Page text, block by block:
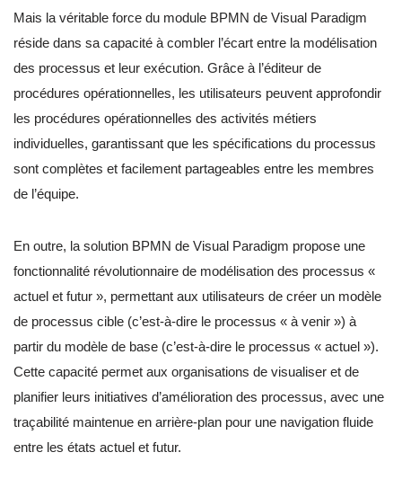
Mais la véritable force du module BPMN de Visual Paradigm
réside dans sa capacité à combler l’écart entre la modélisation
des processus et leur exécution. Grâce à l’éditeur de
procédures opérationnelles, les utilisateurs peuvent approfondir
les procédures opérationnelles des activités métiers
individuelles, garantissant que les spécifications du processus
sont complètes et facilement partageables entre les membres
de l’équipe.
En outre, la solution BPMN de Visual Paradigm propose une
fonctionnalité révolutionnaire de modélisation des processus «
actuel et futur », permettant aux utilisateurs de créer un modèle
de processus cible (c’est-à-dire le processus « à venir ») à
partir du modèle de base (c’est-à-dire le processus « actuel »).
Cette capacité permet aux organisations de visualiser et de
planifier leurs initiatives d’amélioration des processus, avec une
traçabilité maintenue en arrière-plan pour une navigation fluide
entre les états actuel et futur.